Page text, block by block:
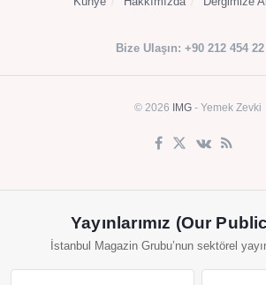
Bize Ulaşın: +90 212 454
© 2026 IMG - Yemek Zevki
Yayınlarımız (Our
İstanbul Magazin Grubu’nun sektörel